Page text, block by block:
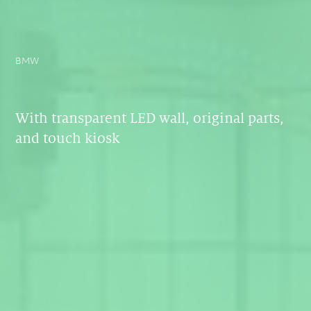
BMW
With transparent LED wall, original parts,
and touch kiosk